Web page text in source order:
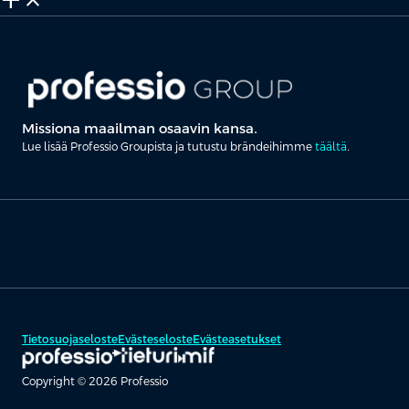
Missiona maailman osaavin kansa.
Lue lisää Professio Groupista ja tutustu brändeihimme täältä.
TietosuojaselosteEvästeselosteEvästeasetukset
Copyright © 2026 Professio